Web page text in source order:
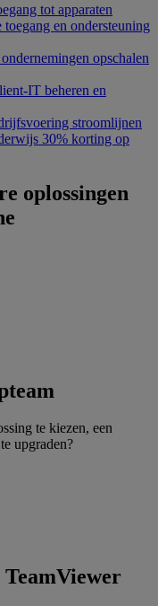
tot apparaten
en ondersteuning
opschalen
IT beheren en
stroomlijnen
30% korting op
oplossingen
te kiezen, een
upgraden?